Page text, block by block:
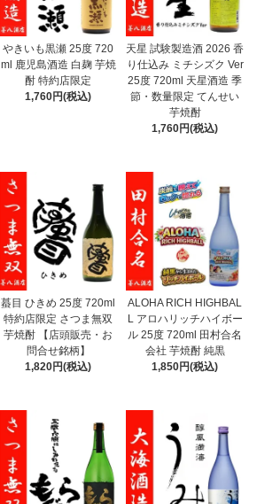
やきいも黒瀬 25度 720
ml 鹿児島酒造 白麹 芋焼
酎 特約店限定
1,760円(税込)
天星 試験製造酒 2026 香
り仕込み ミチシズク Ver
25度 720ml 天星酒造 季
節・数量限定 てんせい
芋焼酎
1,760円(税込)
蟇目 ひきめ 25度 720ml
特約店限定 さつま無双
芋焼酎 【店頭販売・お
問合せ銘柄】
1,820円(税込)
ALOHA RICH HIGHBAL
L アロハリッチハイボー
ル 25度 720ml 田村合名
会社 芋焼酎 純黒
1,850円(税込)